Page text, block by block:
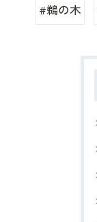
#鵜の木